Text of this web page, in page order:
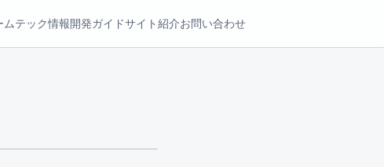
ムテック情報開発ガイドサイト紹介お問い合わせ